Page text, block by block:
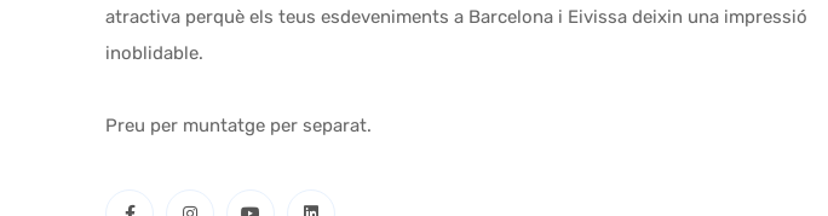
atractiva perquè els teus esdeveniments a Barcelona i Eivissa deixin una impressió
inoblidable.
Preu per muntatge per separat.